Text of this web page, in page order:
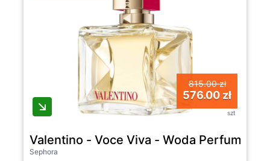
815.00 zł
576.00 zł
szt
Valentino - Voce Viva - Woda
Sephora